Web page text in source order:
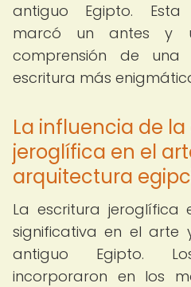
antiguo Egipto. Esta
marcó un antes y
comprensión de
escritura más
La influencia de
jeroglífica en el
arquitectura
La escritura jeroglífica
significativa en el arte
antiguo Egipto.
incorporaron en los